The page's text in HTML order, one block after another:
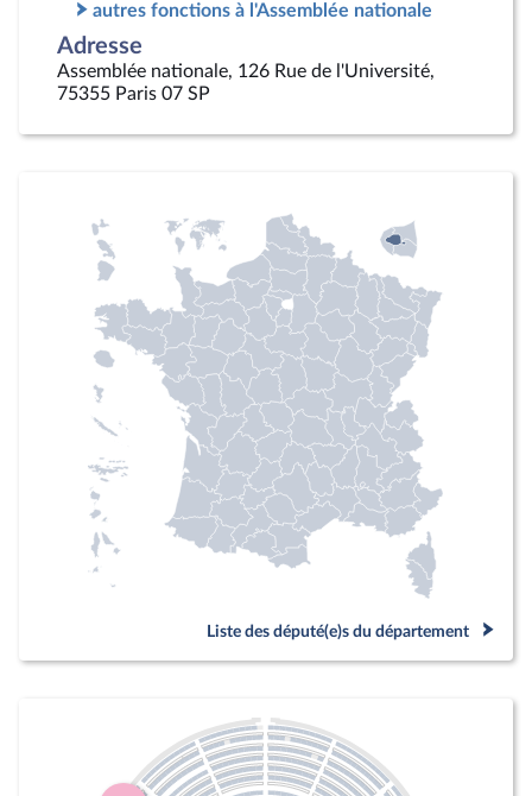
autres fonctions à l'Assemblée nationale
Adresse
Assemblée nationale, 126 Rue de l'Université,
75355 Paris 07 SP
Liste des député(e)s du département